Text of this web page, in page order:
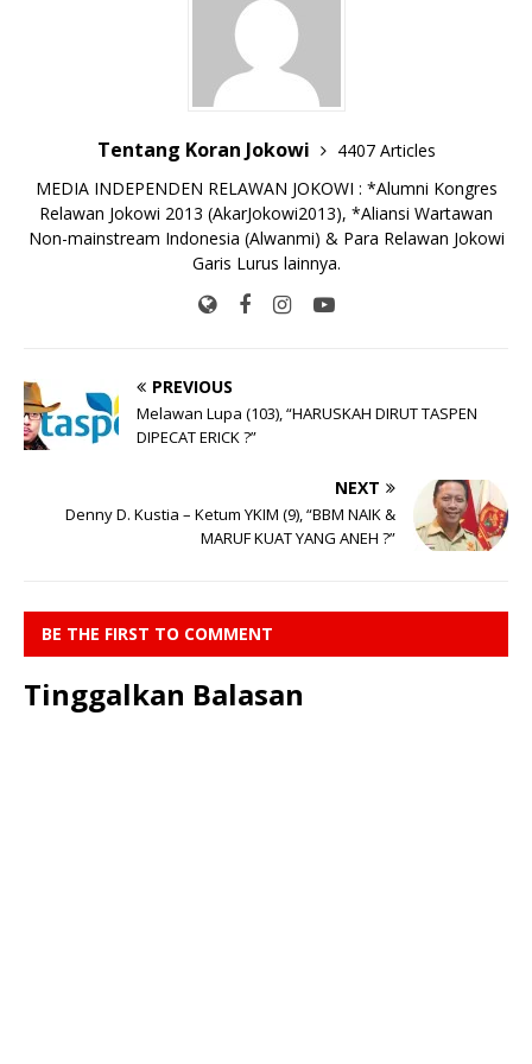
Tentang Koran Jokowi
4407 Articles
MEDIA INDEPENDEN RELAWAN JOKOWI : *Alumni Kongres
Relawan Jokowi 2013 (AkarJokowi2013), *Aliansi Wartawan
Non-mainstream Indonesia (Alwanmi) & Para Relawan Jokowi
Garis Lurus lainnya.
PREVIOUS
Melawan Lupa (103), “HARUSKAH DIRUT TASPEN
DIPECAT ERICK ?”
NEXT
Denny D. Kustia – Ketum YKIM (9), “BBM NAIK &
MARUF KUAT YANG ANEH ?”
BE THE FIRST TO COMMENT
Tinggalkan Balasan